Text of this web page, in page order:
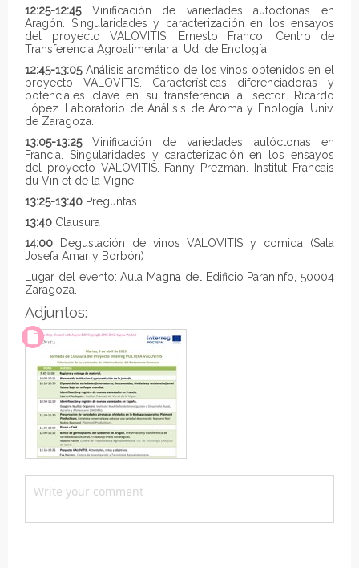
12:25-12:45Vinificación de variedades autóctonas en
Aragón. Singularidades y caracterización en los ensayos
del proyecto VALOVITIS. Ernesto Franco. Centro de
Transferencia Agroalimentaria. Ud. de Enología.
12:45-13:05Análisis aromático de los vinos obtenidos en el
proyecto VALOVITIS. Características diferenciadoras y
potenciales clave en su transferencia al sector. Ricardo
López. Laboratorio de Análisis de Aroma y Enología. Univ.
de Zaragoza.
13:05-13:25Vinificación de variedades autóctonas en
Francia. Singularidades y caracterización en los ensayos
del proyecto VALOVITIS. Fanny Prezman. Institut Francais
du Vin et de la Vigne.
13:25-13:40 Preguntas
13:40 Clausura
14:00 Degustación de vinos VALOVITIS y comida (Sala
Josefa Amar y Borbón)
Lugar del evento: Aula Magna del Edificio Paraninfo, 50004
Zaragoza.
Adjuntos: